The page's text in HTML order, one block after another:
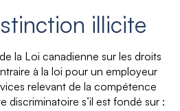
illicite
la Loi canadienne sur les droits
à la loi pour un employeur
relevant de la compétence
discriminatoire s’il est fondé sur :